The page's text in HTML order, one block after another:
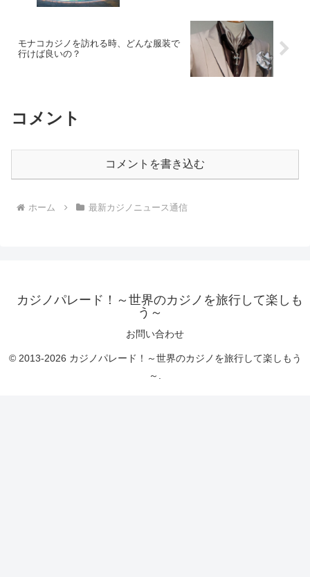
モナコカジノを訪れる時、どんな服装で
行けば良いの？
コメント
コメントを書き込む
ホーム 最新カジノニュース通信
カジノパレード！～世界のカジノを旅行して楽しも
う～
お問い合わせ
© 2013-2026 カジノパレード！～世界のカジノを旅行して楽しもう
～.